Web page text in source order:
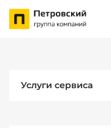
Услуги сервиса